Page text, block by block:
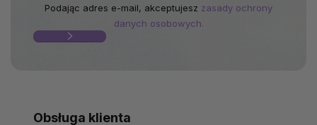
Podając adres e-mail, akceptujesz zasady ochrony
danych osobowych.
Obsługa klienta